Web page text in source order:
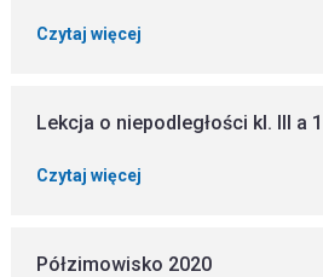
Czytaj więcej
Lekcja o niepodległości kl. III a
Czytaj więcej
Półzimowisko 2020